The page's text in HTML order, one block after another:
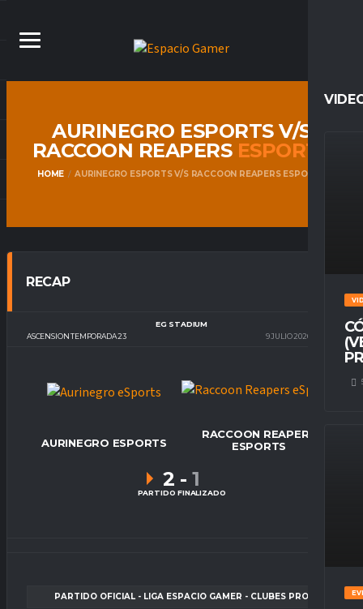
AURINEGRO ESPORTS V/S
RACCOON REAPERS ESPORTS
HOME AURINEGRO ESPORTS V/S RACCOON REAPERS ESPORTS
RECAP
ASCENSION TEMPORADA 23
EG STADIUM
9 JULIO 2026
AURINEGRO ESPORTS
RACCOON REAPERS
ESPORTS
2 - 1
PARTIDO FINALIZADO
PARTIDO OFICIAL - LIGA ESPACIO GAMER - CLUBES PRO